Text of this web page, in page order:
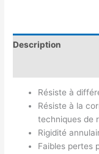
Description
Résiste à
Résiste à la
techniques de
Rigidité
Faibles pertes